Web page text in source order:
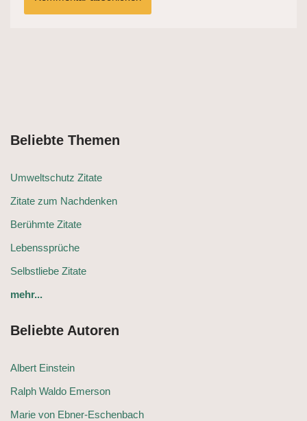
Beliebte Themen
Umweltschutz Zitate
Zitate zum Nachdenken
Berühmte Zitate
Lebenssprüche
Selbstliebe Zitate
mehr...
Beliebte Autoren
Albert Einstein
Ralph Waldo Emerson
Marie von Ebner-Eschenbach